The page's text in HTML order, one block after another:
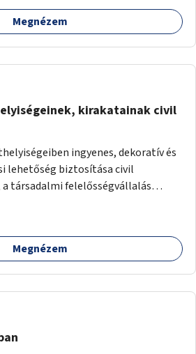
körben való ismertségre.
Megnézem
kirakatainak civil
ingyenes, dekoratív és
lehetőség biztosítása civil
társadalmi felelősségvállalás
üzenetküldési lehetőséggel
és közüzemi díjak nélkül, a
Megnézem